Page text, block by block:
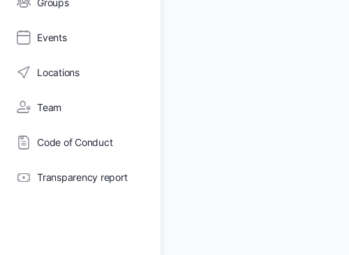
Groups
Events
Locations
Team
Code of Conduct
Transparency report